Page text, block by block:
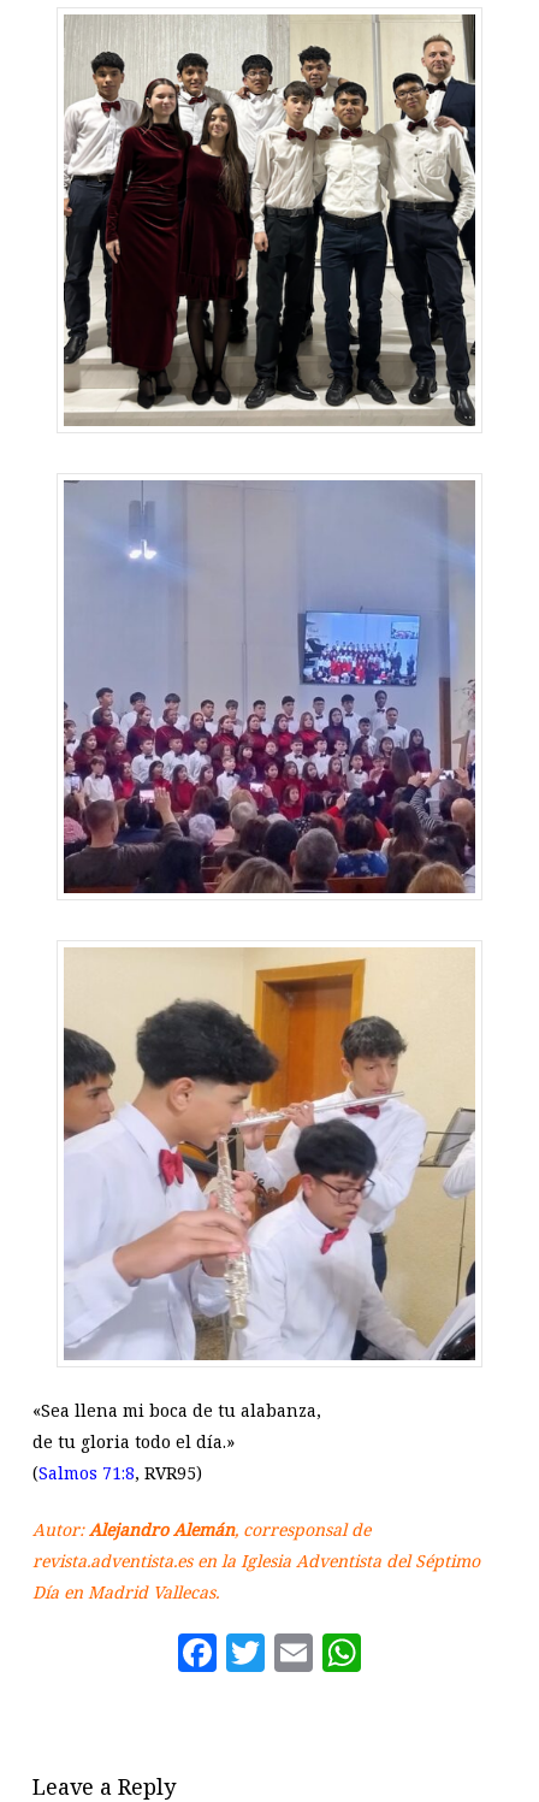
«Sea llena mi boca de tu alabanza,
de tu gloria todo el día.»
(Salmos 71:8, RVR95)
Autor:Alejandro Alemán, corresponsal de
revista.adventista.es en la Iglesia Adventista del Séptimo
Día en Madrid Vallecas.
Facebook
Twitter
Email
Leave a Reply